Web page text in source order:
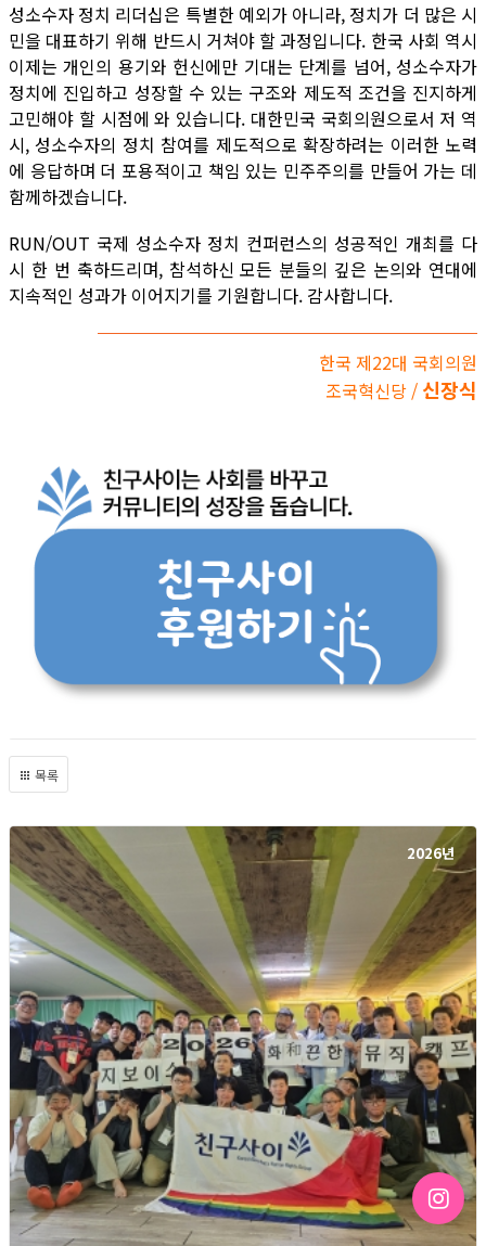
성소수자 정치 리더십은 특별한 예외가 아니라, 정치가 더 많은 시
민을 대표하기 위해 반드시 거쳐야 할 과정입니다. 한국 사회 역시
이제는 개인의 용기와 헌신에만 기대는 단계를 넘어, 성소수자가
정치에 진입하고 성장할 수 있는 구조와 제도적 조건을 진지하게
고민해야 할 시점에 와 있습니다. 대한민국 국회의원으로서 저 역
시, 성소수자의 정치 참여를 제도적으로 확장하려는 이러한 노력
에 응답하며 더 포용적이고 책임 있는 민주주의를 만들어 가는 데
함께하겠습니다.
RUN/OUT 국제 성소수자 정치 컨퍼런스의 성공적인 개최를 다
시 한 번 축하드리며, 참석하신 모든 분들의 깊은 논의와 연대에
지속적인 성과가 이어지기를 기원합니다. 감사합니다.
한국 제22대 국회의원
조국혁신당 / 신장식
목록
2026년